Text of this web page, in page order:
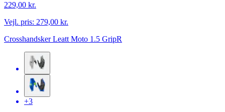
229,00 kr.
Vejl. pris: 279,00 kr.
Crosshandsker Leatt Moto 1.5 GripR
+3